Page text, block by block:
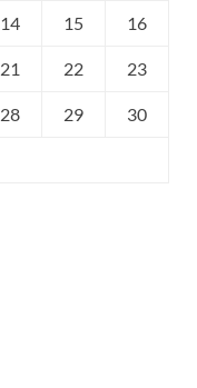
14 15 16
21 22 23
28 29 30